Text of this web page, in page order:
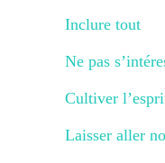
Inclure tout
Ne pas
Cultiver
Laisser aller